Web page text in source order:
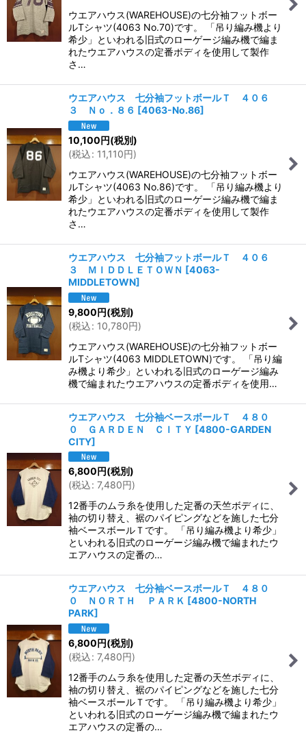
ウエアハウス(WAREHOUSE)の七分袖フットボー
ルTシャツ(4063 No.70)です。 「吊り編み機より
希少」といわれる旧式のローゲージ編み機で編ま
れたウエアハウスの定番ボディを使用して製作
さ…
ウエアハウス 七分袖フットボールＴ ４０６
３ Ｎｏ．８６ [4063-No.86]
10,100円(税別)
(税込: 11,110円)
ウエアハウス(WAREHOUSE)の七分袖フットボー
ルTシャツ(4063 No.86)です。 「吊り編み機より
希少」といわれる旧式のローゲージ編み機で編ま
れたウエアハウスの定番ボディを使用して製作
さ…
ウエアハウス 七分袖フットボールＴ ４０６
３ ＭＩＤＤＬＥＴＯＷＮ [4063-
MIDDLETOWN]
9,800円(税別)
(税込: 10,780円)
ウエアハウス(WAREHOUSE)の七分袖フットボー
ルTシャツ(4063 MIDDLETOWN)です。 「吊り編
み機より希少」といわれる旧式のローゲージ編み
機で編まれたウエアハウスの定番ボディを使用…
ウエアハウス 七分袖ベースボールＴ ４８０
０ ＧＡＲＤＥＮ ＣＩＴＹ [4800-GARDEN
CITY]
6,800円(税別)
(税込: 7,480円)
12番手のムラ糸を使用した定番の天竺ボディに、
袖の切り替え、裾のパイピングなどを施した七分
袖ベースボールＴです。 「吊り編み機より希少」
といわれる旧式のローゲージ編み機で編まれたウ
エアハウスの定番の…
ウエアハウス 七分袖ベースボールＴ ４８０
０ ＮＯＲＴＨ ＰＡＲＫ [4800-NORTH
PARK]
6,800円(税別)
(税込: 7,480円)
12番手のムラ糸を使用した定番の天竺ボディに、
袖の切り替え、裾のパイピングなどを施した七分
袖ベースボールＴです。 「吊り編み機より希少」
といわれる旧式のローゲージ編み機で編まれたウ
エアハウスの定番の…